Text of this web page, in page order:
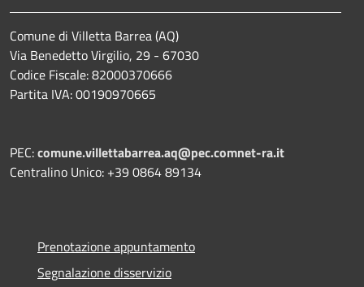
Comune di Villetta Barrea (AQ)
Via Benedetto Virgilio, 29 - 67030
Codice Fiscale: 82000370666
Partita IVA: 00190970665
PEC:comune.villettabarrea.aq@pec.comnet-ra.it
Centralino Unico: +39 0864 89134
Prenotazione appuntamento
Segnalazione disservizio